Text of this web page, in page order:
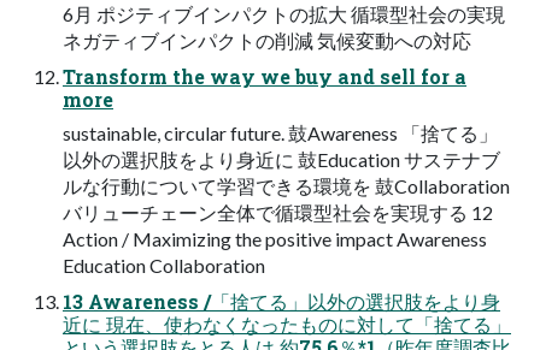
6⽉ ポジティブインパクトの拡⼤ 循環型社会の実現
ネガティブインパクトの削減 気候変動への対応
Transform the way we buy and sell for a
more
sustainable, circular future. ⿎Awareness 「捨てる」
以外の選択肢をより⾝近に ⿎Education サステナブ
ルな⾏動について学習できる環境を ⿎Collaboration
バリューチェーン全体で循環型社会を実現する 12
Action / Maximizing the positive impact Awareness
Education Collaboration
13 Awareness /「捨てる」以外の選択肢をより⾝
近に 現在、使わなくなったものに対して「捨てる」